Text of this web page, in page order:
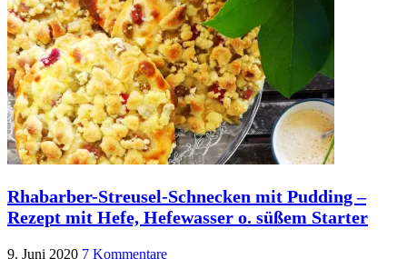
Rhabarber-Streusel-Schnecken mit Pudding –
Rezept mit Hefe, Hefewasser o. süßem Starter
9. Juni 2020 7 Kommentare